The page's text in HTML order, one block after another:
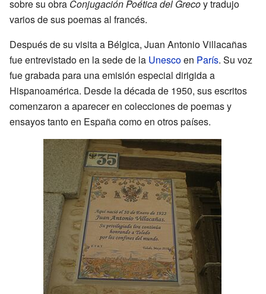
sobre su obra Conjugación Poética del Grecoy tradujo
varios de sus poemas al francés.
Después de su visita a Bélgica, Juan Antonio Villacañas
fue entrevistado en la sede de la Unescoen París. Su voz
fue grabada para una emisión especial dirigida a
Hispanoamérica. Desde la década de 1950, sus escritos
comenzaron a aparecer en colecciones de poemas y
ensayos tanto en España como en otros países.